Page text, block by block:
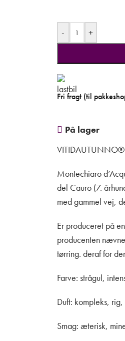
- +
Fri fragt (til
På lager
VITIDAUTUNNO®
Montechiaro
del Cauro (7.
medgammel vej,
Er produceret på
producenten
tørring. deraf for
Farve: strågul,
Duft: kompleks,
Smag: æterisk,